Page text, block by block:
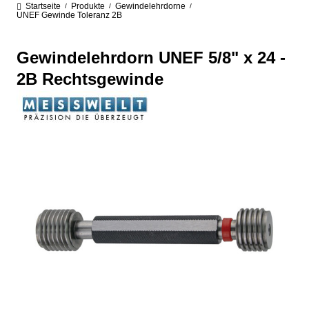
Startseite / Produkte / Gewindelehrdorne /
UNEF Gewinde Toleranz 2B
Gewindelehrdorn UNEF 5/8" x 24 -
2B Rechtsgewinde